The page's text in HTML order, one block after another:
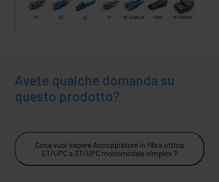
Avete qualche domanda su
questo prodotto?
Cosa vuoi sapere Accoppiatore in fibra ottica
ST/UPC a ST/UPC monomodale simplex ?